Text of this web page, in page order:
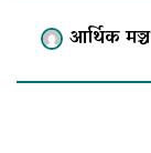
आर्थिक मञ्च